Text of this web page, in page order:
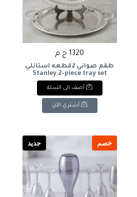
1320 ج.م
طقم صواني 2قطعه استانلي
Stanley 2-piece tray set
أضف الى السلة
أشتري الآن
خصم جديد